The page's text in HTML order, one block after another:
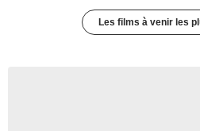
Les films à venir les